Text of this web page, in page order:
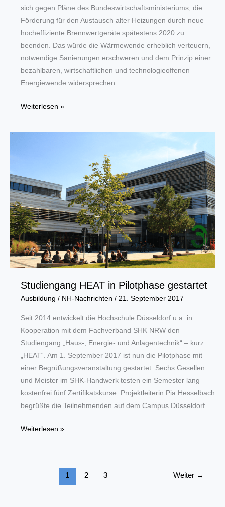
sich gegen Pläne des Bundeswirtschaftsministeriums, die
Förderung für den Austausch alter Heizungen durch neue
hocheffiziente Brennwertgeräte spätestens 2020 zu
beenden. Das würde die Wärmewende erheblich verteuern,
notwendige Sanierungen erschweren und dem Prinzip einer
bezahlbaren, wirtschaftlichen und technologieoffenen
Energiewende widersprechen.
Förderung
neue
Weiterlesen »
Studiengang HEAT in Pilotphase gestartet
Ausbildung / NH-Nachrichten / 21. September 2017
Seit 2014 entwickelt die Hochschule Düsseldorf u.a. in
Kooperation mit dem Fachverband SHK NRW den
Studiengang „Haus-, Energie- und Anlagentechnik“ – kurz
„HEAT“. Am 1. September 2017 ist nun die Pilotphase mit
einer Begrüßungsveranstaltung gestartet. Sechs Gesellen
und Meister im SHK-Handwerk testen ein Semester lang
kostenfrei fünf Zertifikatskurse. Projektleiterin Pia Hesselbach
begrüßte die Teilnehmenden auf dem Campus Düsseldorf.
Studiengang
Weiterlesen »
1 2 3 Weiter →